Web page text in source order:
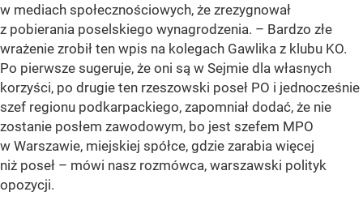
w mediach społecznościowych, że zrezygnował
z pobierania poselskiego wynagrodzenia. – Bardzo złe
wrażenie zrobił ten wpis na kolegach Gawlika z klubu KO.
Po pierwsze sugeruje, że oni są w Sejmie dla własnych
korzyści, po drugie ten rzeszowski poseł PO i jednocześnie
szef regionu podkarpackiego, zapomniał dodać, że nie
zostanie posłem zawodowym, bo jest szefem MPO
w Warszawie, miejskiej spółce, gdzie zarabia więcej
niż poseł – mówi nasz rozmówca, warszawski polityk
opozycji.